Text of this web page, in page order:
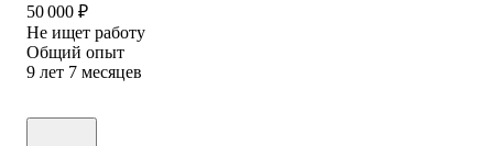
50 000 ₽
Не ищет работу
Общий опыт
9 лет 7 месяцев